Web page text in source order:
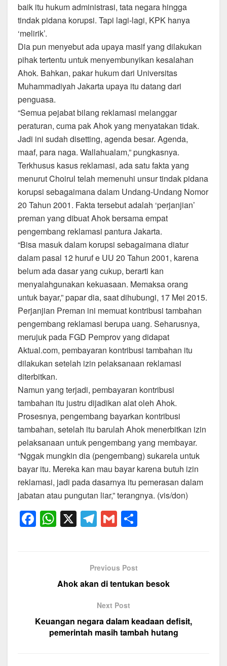
baik itu hukum administrasi, tata negara hingga
tindak pidana korupsi. Tapi lagi-lagi, KPK hanya
‘melirik’.
Dia pun menyebut ada upaya masif yang dilakukan
pihak tertentu untuk menyembunyikan kesalahan
Ahok. Bahkan, pakar hukum dari Universitas
Muhammadiyah Jakarta upaya itu datang dari
penguasa.
“Semua pejabat bilang reklamasi melanggar
peraturan, cuma pak Ahok yang menyatakan tidak.
Jadi ini sudah disetting, agenda besar. Agenda,
maaf, para naga. Wallahualam,” pungkasnya.
Terkhusus kasus reklamasi, ada satu fakta yang
menurut Choirul telah memenuhi unsur tindak pidana
korupsi sebagaimana dalam Undang-Undang Nomor
20 Tahun 2001. Fakta tersebut adalah ‘perjanjian’
preman yang dibuat Ahok bersama empat
pengembang reklamasi pantura Jakarta.
“Bisa masuk dalam korupsi sebagaimana diatur
dalam pasal 12 huruf e UU 20 Tahun 2001, karena
belum ada dasar yang cukup, berarti kan
menyalahgunakan kekuasaan. Memaksa orang
untuk bayar,” papar dia, saat dihubungi, 17 Mei 2015.
Perjanjian Preman ini memuat kontribusi tambahan
pengembang reklamasi berupa uang. Seharusnya,
merujuk pada FGD Pemprov yang didapat
Aktual.com, pembayaran kontribusi tambahan itu
dilakukan setelah izin pelaksanaan reklamasi
diterbitkan.
Namun yang terjadi, pembayaran kontribusi
tambahan itu justru dijadikan alat oleh Ahok.
Prosesnya, pengembang bayarkan kontribusi
tambahan, setelah itu barulah Ahok menerbitkan izin
pelaksanaan untuk pengembang yang membayar.
“Nggak mungkin dia (pengembang) sukarela untuk
bayar itu. Mereka kan mau bayar karena butuh izin
reklamasi, jadi pada dasarnya itu pemerasan dalam
jabatan atau pungutan liar,” terangnya. (vis/don)
F
a
o
k
W
h
A
p
X T
el
gr
a
m
G
m
Previous Post
Ahok akan di tentukan besok
Next Post
Keuangan negara dalam keadaan defisit,
pemerintah masih tambah hutang